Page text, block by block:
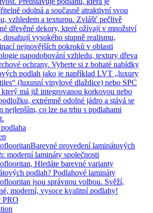
odolná a současně atraktivní svou
vzhledem a texturou. Zvlášť pečlivě
dřevěné dekory, které ožívají v množství
dosahují vysokého stupně realismu,
nejnovějších pokroků v oblasti
napodobování vzhledu, textury dřeva
ochrany. Vyberte si z bohaté nabídky
podlah jako je například LVT „luxury
(luxusní vinylové dlaždice) nebo SPC
má již integrovanou korkovou nebo
extrémně odolné jádro a stává se
nejlepším, co lze na trhu s podlahami
Barevné provedení laminátových
moderní lamináty společnosti
Hledáte barevné varianty
podlah? Podlahové lamináty
jsou správnou volbou. Svěží,
moderní, vysoce kvalitní podlahy!
PRO